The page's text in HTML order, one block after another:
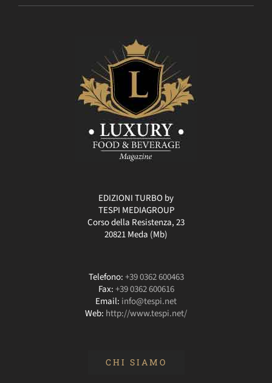
EDIZIONI TURBO by
TESPI MEDIAGROUP
Corso della Resistenza, 23
20821 Meda (Mb)
Telefono:+39 0362 600463
Fax:+39 0362 600616
Email: info@tespi.net
Web: http://www.tespi.net/
CHI SIAMO